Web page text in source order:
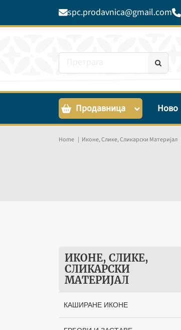
spc.prodavnica@gmail.com
Продавница Ново
Home Иконе, Слике, Сликарски Материјал
ИКОНЕ, СЛИКЕ,
СЛИКАРСКИ
МАТЕРИЈАЛ
КАШИРАНЕ ИКОНЕ